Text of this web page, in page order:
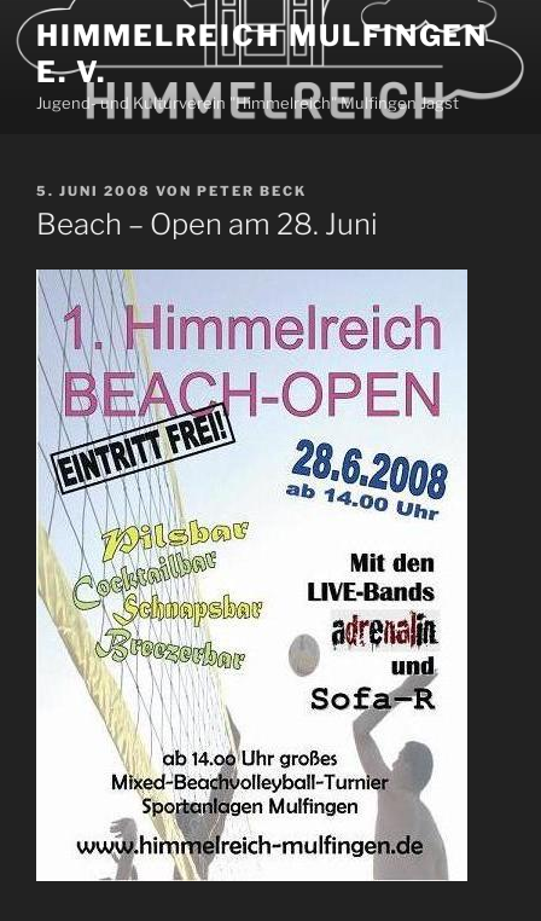
Zum
Inhalt
springen
HIMMELREICH MULFINGEN
E. V.
Jugend- und Kulturverein "Himmelreich" Mulfingen Jagst
VERÖFFENTLICHT
AM
5. JUNI 2008 VON PETER BECK
Beach – Open am 28. Juni